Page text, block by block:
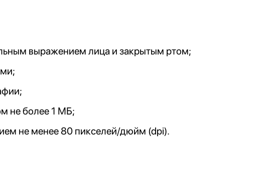
выражением лица и закрытым ртом;
не более 1 МБ;
не менее 80 пикселей/дюйм (dpi).